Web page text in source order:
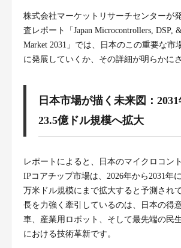
株式会社マーケットリサーチセンターが
査レポート「Japan Microcontrollers, DSP,
Market 2031」では、日本のこの重要な市
に発展していくか、その詳細が明らかに
日本市場が描く未来図：
23.5億ドル規模へ拡大
レポートによると、日本のマイクロコン
IPコアチップ市場は、2026年から2031年
万米ドル規模にまで拡大すると予測され
長を力強く牽引しているのは、日本の得
車、産業用ロボット、そして最先端の民
における技術革新です。